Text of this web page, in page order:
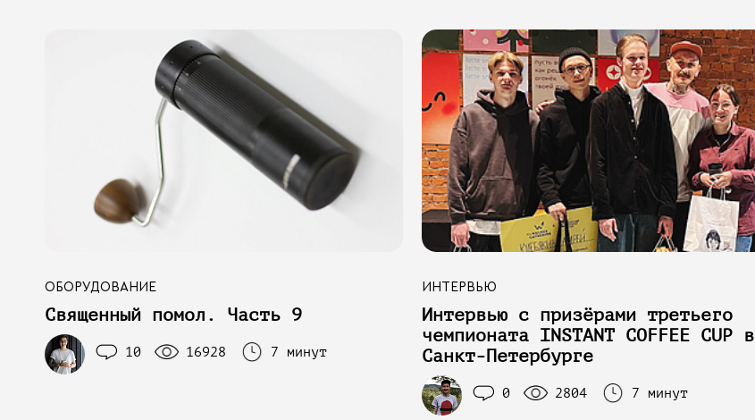
ОБОРУДОВАНИЕ
Священный помол. Часть 9
10 16928 7 минут
ИНТЕРВЬЮ
Интервью с призёрами третьего
чемпионата INSTANT COFFEE CUP в
Санкт-Петербурге
0 2804 7 минут